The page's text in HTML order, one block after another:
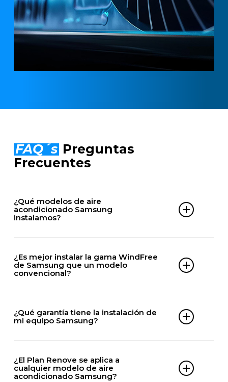
FAQ´s Preguntas
Frecuentes
¿Qué modelos de aire
acondicionado Samsung
instalamos?
AR09TXHQASINEU
AR12TXHQASINEU
AR12TY3CAWK
AR18TY3CAWK
AR12CYLZABE
AR18CYLZABE
¿Es mejor instalar la gama WindFree
de Samsung que un modelo
convencional?
buscas climatización sin ráfagas de viento
molestas.
¿Qué garantía tiene la instalación de
mi equipo Samsung?
de la mano de obra para tu total tranquilidad.
¿El Plan Renove se aplica a
cualquier modelo de aire
acondicionado Samsung?